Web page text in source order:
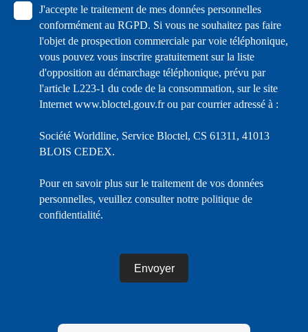
J'accepte le traitement de mes données personnelles
conformément au RGPD. Si vous ne souhaitez pas faire
l'objet de prospection commerciale par voie téléphonique,
vous pouvez vous inscrire gratuitement sur la liste
d'opposition au démarchage téléphonique, prévu par
l'article L223-1 du code de la consommation, sur le site
Internet www.bloctel.gouv.fr ou par courrier adressé à :
Société Worldline, Service Bloctel, CS 61311, 41013
BLOIS CEDEX.
Pour en savoir plus sur le traitement de vos données
personnelles, veuillez consulter notre politique de
confidentialité.
Envoyer